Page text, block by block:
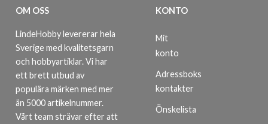
OM OSS
LindeHobby levererar hela
Sverige med kvalitetsgarn
och hobbyartiklar. Vi har
ett brett utbud av
populära märken med mer
än 5000 artikelnummer.
Vårt team strävar efter att
KONTO
Mit
konto
Adressboks
kontakter
Önskelista